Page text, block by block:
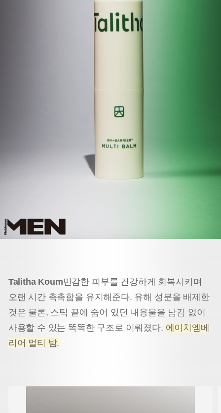
Talitha Koum민감한 피부를 건강하게 회복시키며
오랜 시간 촉촉함을 유지해준다. 유해 성분을 배제한
것은 물론, 스틱 끝에 숨어 있던 내용물을 남김 없이
사용할 수 있는 똑똑한 구조로 이뤄졌다. 에이치엠베
리어 멀티 밤.